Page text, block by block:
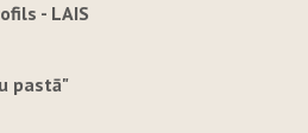
- LAIS
pastā"